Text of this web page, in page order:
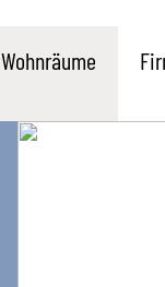
Wohnräume